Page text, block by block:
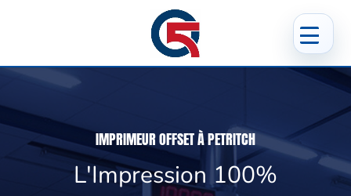
IMPRIMEUR OFFSET À PETRITCH
L'Impression 100%